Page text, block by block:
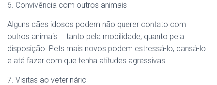
6. Convivência com outros animais
Alguns cães idosos podem não querer contato com
outros animais – tanto pela mobilidade, quanto pela
disposição. Pets mais novos podem estressá-lo, cansá-lo
e até fazer com que tenha atitudes agressivas.
7. Visitas ao veterinário